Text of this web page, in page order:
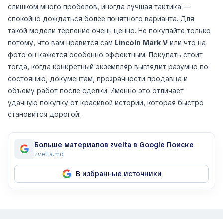
слишком много пробелов, иногда лучшая тактика —
спокойно дождаться более понятного варианта. Для
такой модели терпение очень ценно. Не покупайте только
потому, что вам нравится сам Lincoln Mark V или что на
фото он кажется особенно эффектным. Покупать стоит
тогда, когда конкретный экземпляр выглядит разумно по
состоянию, документам, прозрачности продавца и
объему работ после сделки. Именно это отличает
удачную покупку от красивой истории, которая быстро
становится дорогой.
Больше материалов zvelta в Google Поиске
zvelta.md
В избранные источники